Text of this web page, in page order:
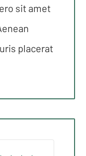
sit amet
placerat